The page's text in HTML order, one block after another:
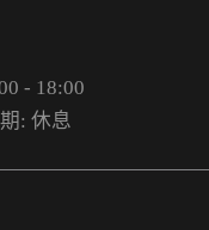
- 18:00
: 休息